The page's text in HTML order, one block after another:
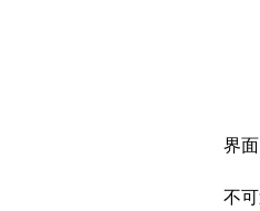
界
不可